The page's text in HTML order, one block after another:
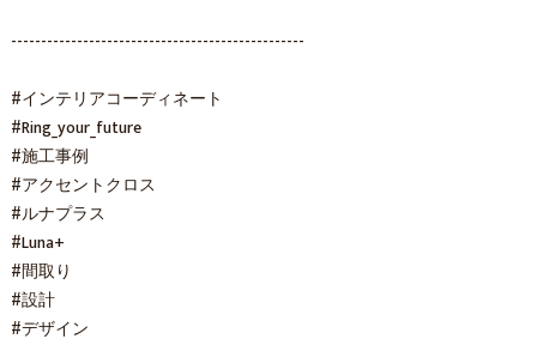
-------------------------------------------------
#インテリアコーディネート
#Ring_your_future
#施工事例
#アクセントクロス
#ルナプラス
#Luna+
#間取り
#設計
#デザイン